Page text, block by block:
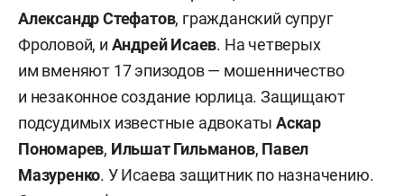
Александр Стефатов, гражданский супруг
Фроловой, и Андрей Исаев. На четверых
им вменяют 17 эпизодов — мошенничество
и незаконное создание юрлица. Защищают
подсудимых известные адвокаты Аскар
Пономарев, Ильшат Гильманов, Павел
Мазуренко. У Исаева защитник по назначению.